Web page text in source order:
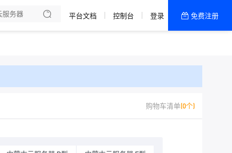
平台文档 控制台 登录 免费注册
购物车清单(0个)